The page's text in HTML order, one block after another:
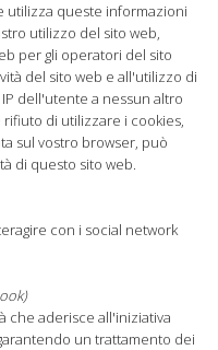
utilizza queste informazioni
utilizzo del sito web,
per gli operatori del sito
del sito web e all'utilizzo di
dell'utente a nessun altro
di utilizzare i cookies,
sul vostro browser, può
di questo sito web.
con i social network
che aderisce all'iniziativa
un trattamento dei